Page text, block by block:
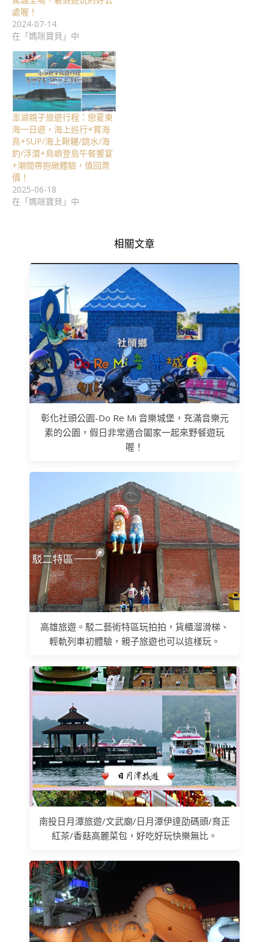
處喔！
2024-07-14
在「媽咪寶貝」中
澎湖親子旅遊行程：戀夏東
海一日遊，海上巡行+賞海
鳥+SUP/海上鞦韆/跳水/海
釣/浮潛+鳥嶼登島午餐饗宴
+潮間帶抱礅體驗，值回票
價！
2025-06-18
在「媽咪寶貝」中
相關文章
彰化社頭公園-Do Re Mi 音樂城堡，充滿音樂元
素的公園，假日非常適合闔家一起來野餐遊玩
喔！
高雄旅遊。駁二藝術特區玩拍拍，貨櫃溜滑梯、
輕軌列車初體驗，親子旅遊也可以這樣玩。
南投日月潭旅遊/文武廟/日月潭伊達劭碼頭/育正
紅茶/香菇高麗菜包，好吃好玩快樂無比。